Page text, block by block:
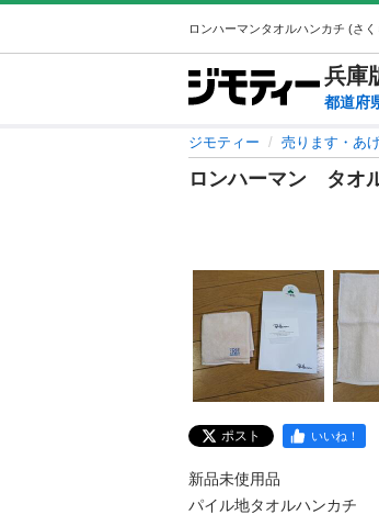
兵庫
都道府
ジモティー 売ります・あ
ロンハーマン タオ
ポスト いいね！
新品未使用品
パイル地タオルハンカチ